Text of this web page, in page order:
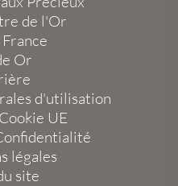
de l'Or
Or
d'utilisation
UE
légales
site